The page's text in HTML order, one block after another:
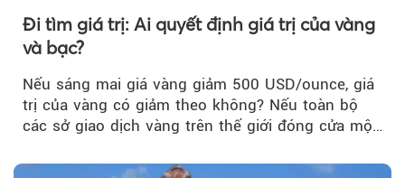
Đi tìm giá trị: Ai quyết định giá trị của vàng
và bạc?
Nếu sáng mai giá vàng giảm 500 USD/ounce, giá
trị của vàng có giảm theo không? Nếu toàn bộ
các sở giao dịch vàng trên thế giới đóng cửa một